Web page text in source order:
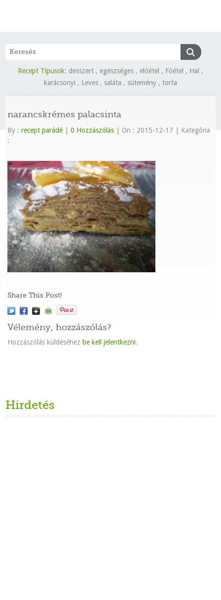
Recept Típusok: desszert , egészséges , előétel , Főétel , Hal ,
karácsonyi , Leves , saláta , sütemény , torta
narancskrémes palacsinta
By :recept parádé 0 Hozzászólás On : 2015-12-17
Kategória
:
Share This Post!
Vélemény, hozzászólás?
Hozzászólás küldéséhez be kell jelentkezni.
Hirdetés